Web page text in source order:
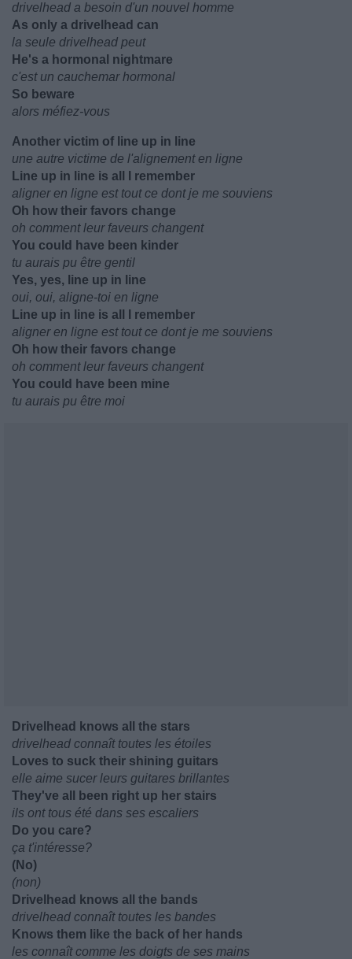
drivelhead a besoin d'un nouvel homme
As only a drivelhead can
la seule drivelhead peut
He's a hormonal nightmare
c'est un cauchemar hormonal
So beware
alors méfiez-vous
Another victim of line up in line
une autre victime de l'alignement en ligne
Line up in line is all I remember
aligner en ligne est tout ce dont je me souviens
Oh how their favors change
oh comment leur faveurs changent
You could have been kinder
tu aurais pu être gentil
Yes, yes, line up in line
oui, oui, aligne-toi en ligne
Line up in line is all I remember
aligner en ligne est tout ce dont je me souviens
Oh how their favors change
oh comment leur faveurs changent
You could have been mine
tu aurais pu être moi
Drivelhead knows all the stars
drivelhead connaît toutes les étoiles
Loves to suck their shining guitars
elle aime sucer leurs guitares brillantes
They've all been right up her stairs
ils ont tous été dans ses escaliers
Do you care?
ça t'intéresse?
(No)
(non)
Drivelhead knows all the bands
drivelhead connaît toutes les bandes
Knows them like the back of her hands
les connaît comme les doigts de ses mains